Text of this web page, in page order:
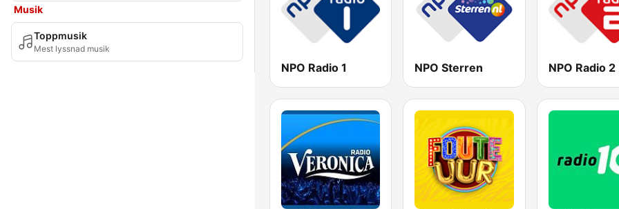
Musik
Toppmusik
Mest lyssnad musik
NPO Radio 1 NPO Sterren NPO Radio 2